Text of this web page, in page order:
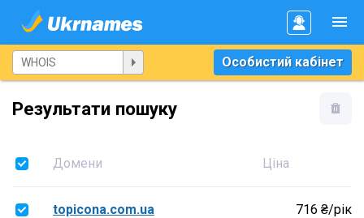
Особистий кабінет
Результати пошуку
Домени Ціна
topicona.com.ua 716 ₴/рік